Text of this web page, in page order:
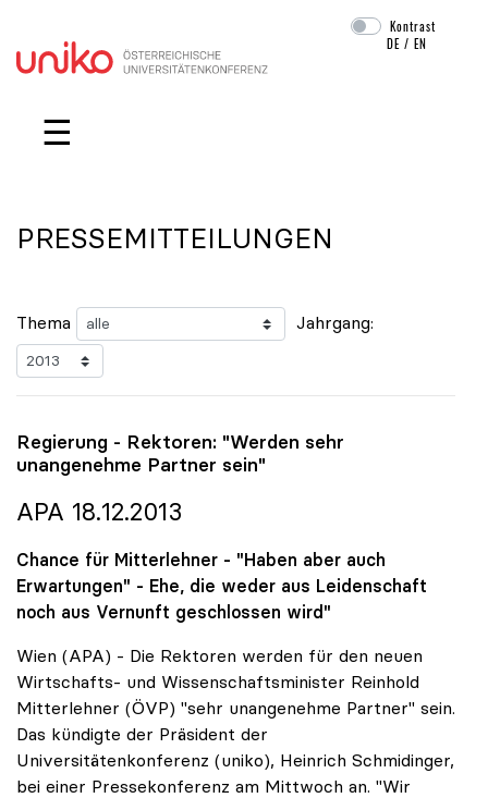
Navigation überspringen
Kontrast
DE /EN
☰
PRESSEMITTEILUNGEN
Thema Jahrgang:
Regierung - Rektoren: "Werden sehr
unangenehme Partner sein"
APA 18.12.2013
Chance für Mitterlehner - "Haben aber auch
Erwartungen" - Ehe, die weder aus Leidenschaft
noch aus Vernunft geschlossen wird"
Wien (APA) - Die Rektoren werden für den neuen
Wirtschafts- und Wissenschaftsminister Reinhold
Mitterlehner (ÖVP) "sehr unangenehme Partner" sein.
Das kündigte der Präsident der
Universitätenkonferenz (uniko), Heinrich Schmidinger,
bei einer Pressekonferenz am Mittwoch an. "Wir